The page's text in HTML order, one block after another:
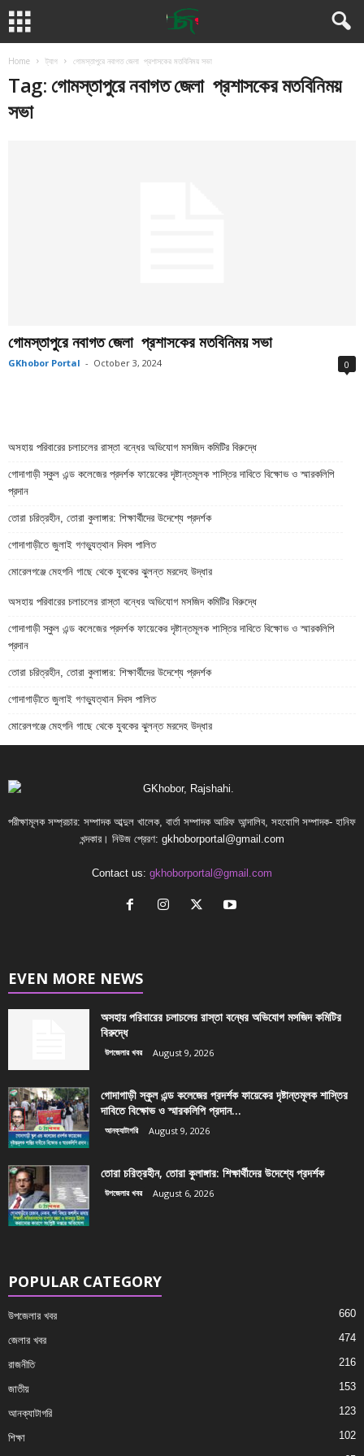
Home ট্যাগ গোমস্তাপুরে নবাগত জেলা প্রশাসকের মতবিনিময় সভা
Tag: গোমস্তাপুরে নবাগত জেলা প্রশাসকের মতবিনিময়
সভা
গোমস্তাপুরে নবাগত জেলা প্রশাসকের মতবিনিময় সভা
GKhobor Portal - October 3, 2024 0
অসহায় পরিবারের চলাচলের রাস্তা বন্ধের অভিযোগ মসজিদ কমিটির বিরুদ্ধে
গোদাগাড়ী স্কুল এন্ড কলেজের প্রদর্শক ফায়েকের দৃষ্টান্তমূলক শাস্তির দাবিতে বিক্ষোভ ও স্মারকলিপি
প্রদান
তোরা চরিত্রহীন, তোরা কুলাঙ্গার: শিক্ষার্থীদের উদেশ্যে প্রদর্শক
গোদাগাড়ীতে জুলাই গণভ্যুত্থান দিবস পালিত
মোরেলগঞ্জে মেহগনি গাছে থেকে যুবকের ঝুলন্ত মরদেহ উদ্ধার
অসহায় পরিবারের চলাচলের রাস্তা বন্ধের অভিযোগ মসজিদ কমিটির বিরুদ্ধে
গোদাগাড়ী স্কুল এন্ড কলেজের প্রদর্শক ফায়েকের দৃষ্টান্তমূলক শাস্তির দাবিতে বিক্ষোভ ও স্মারকলিপি
প্রদান
তোরা চরিত্রহীন, তোরা কুলাঙ্গার: শিক্ষার্থীদের উদেশ্যে প্রদর্শক
গোদাগাড়ীতে জুলাই গণভ্যুত্থান দিবস পালিত
মোরেলগঞ্জে মেহগনি গাছে থেকে যুবকের ঝুলন্ত মরদেহ উদ্ধার
পরীক্ষামূলক সম্প্রচার: সম্পাদক আব্দুল খালেক, বার্তা সম্পাদক আরিফ আন্দালিব, সহযোগি সম্পাদক- হানিফ
খন্দকার। নিউজ প্রেরণ: gkhoborportal@gmail.com
Contact us: gkhoborportal@gmail.com
EVEN MORE NEWS
অসহায় পরিবারের চলাচলের রাস্তা বন্ধের অভিযোগ মসজিদ কমিটির
বিরুদ্ধে
উপজেলার খবর August 9, 2026
গোদাগাড়ী স্কুল এন্ড কলেজের প্রদর্শক ফায়েকের দৃষ্টান্তমূলক শাস্তির
দাবিতে বিক্ষোভ ও স্মারকলিপি প্রদান...
আনক্যাটাগরি August 9, 2026
তোরা চরিত্রহীন, তোরা কুলাঙ্গার: শিক্ষার্থীদের উদেশ্যে প্রদর্শক
উপজেলার খবর August 6, 2026
POPULAR CATEGORY
উপজেলার খবর 660
জেলার খবর 474
রাজনীতি 216
জাতীয় 153
আনক্যাটাগরি 123
শিক্ষা
102